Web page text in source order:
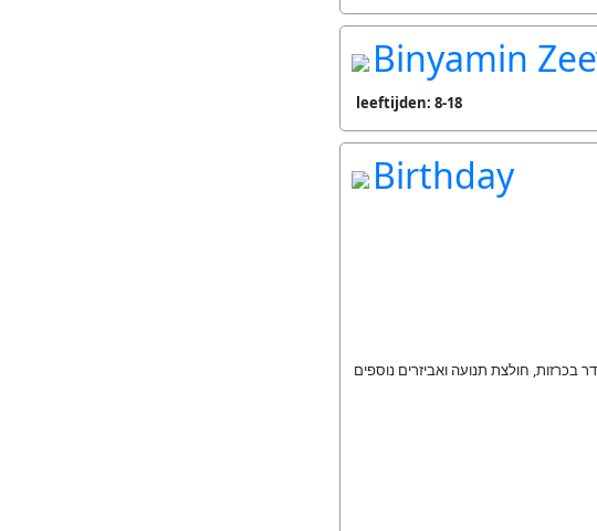
Binyamin
leeftijden: 8-18
Birthday
חולצת תנועה ואביזרים נוספים